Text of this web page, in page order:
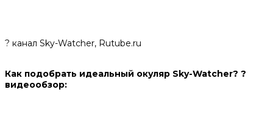
? канал Sky-Watcher, Rutube.ru
Как подобрать идеальный окуляр Sky-Watcher? ?
видеообзор: